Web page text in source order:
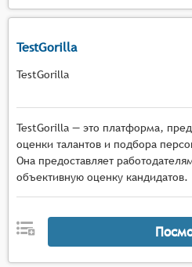
TestGorilla
TestGorilla
TestGorilla — это платформа,
оценки талантов и подбора
Она предоставляет
объективную оценку кандидатов.